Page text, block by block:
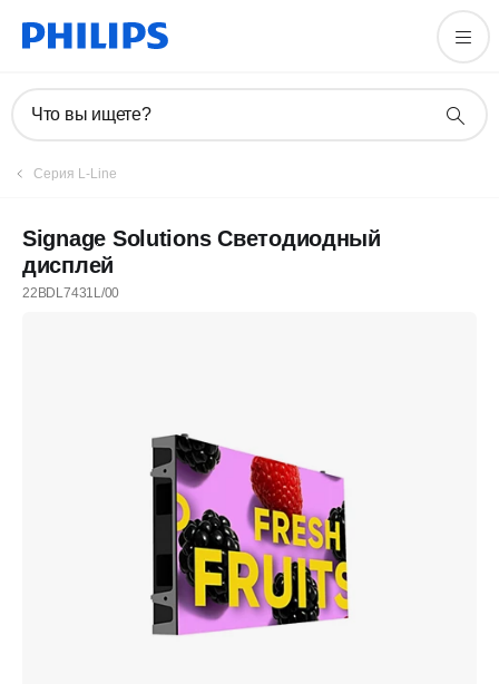
Что вы ищете?
Серия L-Line
Signage Solutions Светодиодный
дисплей
22BDL7431L/00